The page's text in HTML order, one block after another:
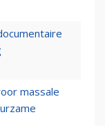
massale